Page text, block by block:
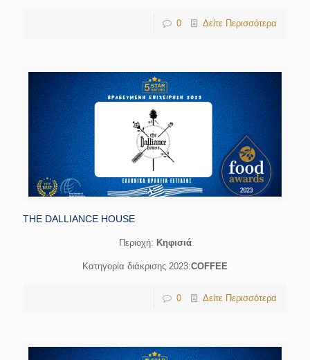
0 Δείτε Περισσότερα
THE DALLIANCE HOUSE
Περιοχή: Κηφισιά
Κατηγορία διάκρισης 2023:COFFEE
0 Δείτε Περισσότερα